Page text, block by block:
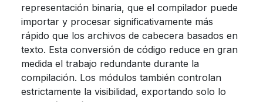
representación binaria, que el compilador puede
importar y procesar significativamente más
rápido que los archivos de cabecera basados en
texto. Esta conversión de código reduce en gran
medida el trabajo redundante durante la
compilación. Los módulos también controlan
estrictamente la visibilidad, exportando solo lo